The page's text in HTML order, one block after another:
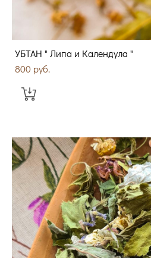
УБТАН " Липа и Календула "
800 pуб.